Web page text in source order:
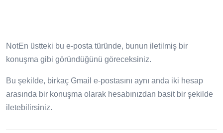
NotEn üstteki bu e-posta türünde, bunun iletilmiş bir
konuşma gibi göründüğünü göreceksiniz.
Bu şekilde, birkaç Gmail e-postasını aynı anda iki hesap
arasında bir konuşma olarak hesabınızdan basit bir şekilde
iletebilirsiniz.